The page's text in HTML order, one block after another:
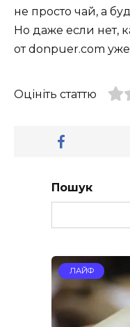
не просто чай, а
Но даже если нет,
от donpuer.com
Оцініть статтю
Пошук
ЛАЙФ